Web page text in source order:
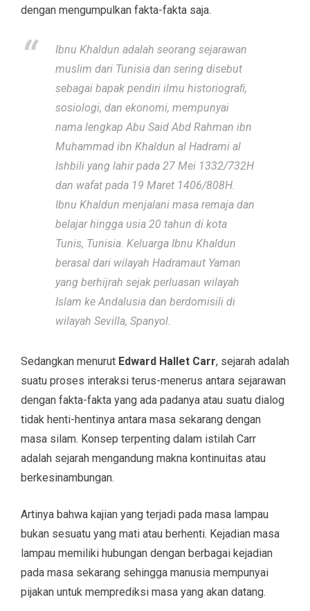
dengan mengumpulkan fakta-fakta saja.
Ibnu Khaldun adalah seorang sejarawan
muslim dari Tunisia dan sering disebut
sebagai bapak pendiri ilmu historiograﬁ,
sosiologi, dan ekonomi, mempunyai
nama lengkap Abu Said Abd Rahman ibn
Muhammad ibn Khaldun al Hadrami al
Ishbili yang lahir pada 27 Mei 1332/732H
dan wafat pada 19 Maret 1406/808H.
Ibnu Khaldun menjalani masa remaja dan
belajar hingga usia 20 tahun di kota
Tunis, Tunisia. Keluarga Ibnu Khaldun
berasal dari wilayah Hadramaut Yaman
yang berhijrah sejak perluasan wilayah
Islam ke Andalusia dan berdomisili di
wilayah Sevilla, Spanyol.
Sedangkan menurut Edward Hallet Carr, sejarah adalah
suatu proses interaksi terus-menerus antara sejarawan
dengan fakta-fakta yang ada padanya atau suatu dialog
tidak henti-hentinya antara masa sekarang dengan
masa silam. Konsep terpenting dalam istilah Carr
adalah sejarah mengandung makna kontinuitas atau
berkesinambungan.
Artinya bahwa kajian yang terjadi pada masa lampau
bukan sesuatu yang mati atau berhenti. Kejadian masa
lampau memiliki hubungan dengan berbagai kejadian
pada masa sekarang sehingga manusia mempunyai
pijakan untuk memprediksi masa yang akan datang.